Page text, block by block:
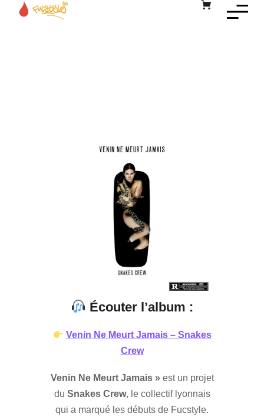
Écouter l’album :
Venin Ne Meurt Jamais – Snakes
Crew
Venin Ne Meurt Jamais »est un projet
du Snakes Crew, le collectif lyonnais
qui a marqué les débuts de Fucstyle.